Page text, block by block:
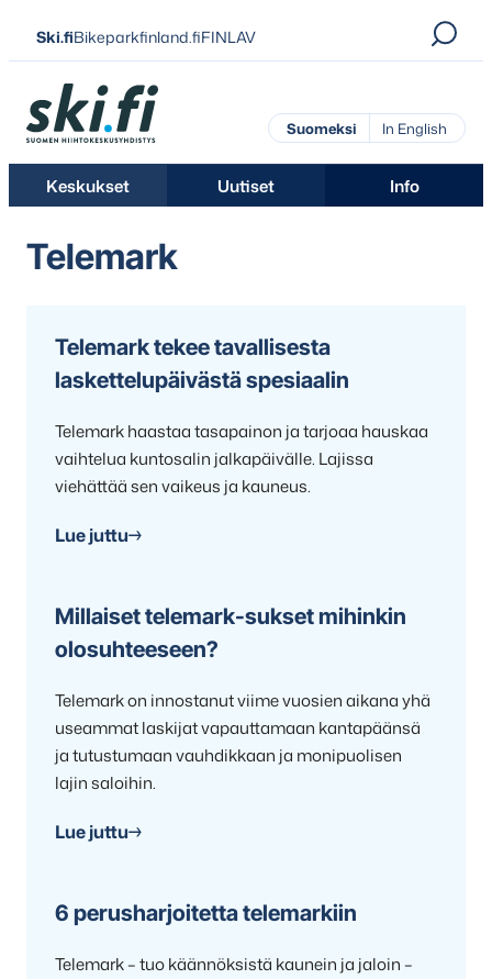
Siirry
suoraan
sisältöön
Ski.fiBikeparkfinland.fiFINLAV
Ski.fi
Suomeksi In English
Keskukset Uutiset Info
Telemark
Telemark tekee tavallisesta
laskettelupäivästä spesiaalin
Telemark haastaa tasapainon ja tarjoaa hauskaa
vaihtelua kuntosalin jalkapäivälle. Lajissa
viehättää sen vaikeus ja kauneus.
Lue juttu
Millaiset telemark-sukset mihinkin
olosuhteeseen?
Telemark on innostanut viime vuosien aikana yhä
useammat laskijat vapauttamaan kantapäänsä
ja tutustumaan vauhdikkaan ja monipuolisen
lajin saloihin.
Lue juttu
6 perusharjoitetta telemarkiin
Telemark – tuo käännöksistä kaunein ja jaloin –